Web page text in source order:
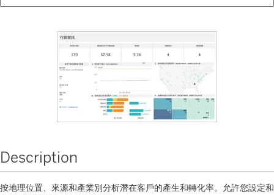
Description
按地理位置、來源和產業別分析潛在客戶的產生和轉化率。允許您設定和